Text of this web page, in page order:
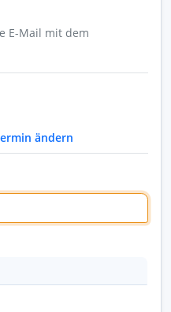
E-Mail mit dem
ändern